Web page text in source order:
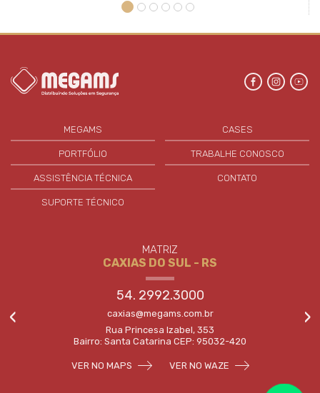
MEGAMS
PORTFÓLIO
ASSISTÊNCIA TÉCNICA
SUPORTE TÉCNICO
CASES
TRABALHE CONOSCO
CONTATO
MATRIZ
CAXIAS DO SUL - RS
54. 2992.3000
caxias@megams.com.br
Rua Princesa Izabel, 353
Bairro: Santa Catarina CEP: 95032-420
VER NO MAPS VER NO WAZE
‹ ›